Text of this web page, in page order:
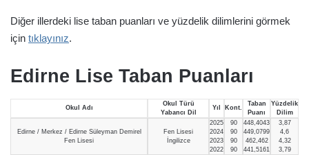
Diğer illerdeki lise taban puanları ve yüzdelik dilimlerini görmek
için tıklayınız.
Edirne Lise Taban Puanları
Okul Adı
Okul Türü
Yabancı Dil
Yıl Kont.
Taban
Puanı
Yüzdelik
Dilim
Edirne / Merkez / Edirne Süleyman Demirel
Fen Lisesi
Fen Lisesi
İngilizce
2025
2024
2023
2022
90
90
90
90
448,4043
449,0799
462,462
441,5161
3,87
4,6
4,32
3,79